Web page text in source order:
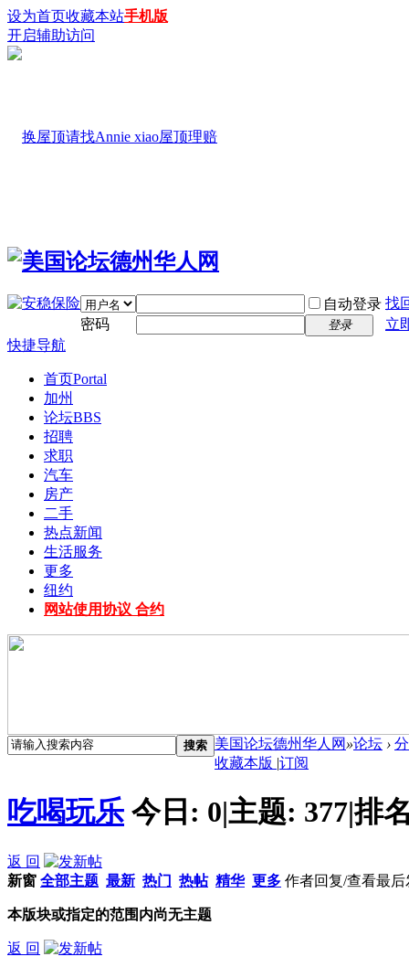
设为首页收藏本站手机版
开启辅助访问
自动登录 找
密码
登录
立
快捷导航
首页Portal
加州
论坛BBS
招聘
求职
汽车
房产
二手
热点新闻
生活服务
更多
纽约
网站使用协议 合约
搜索 美国论坛德州华人网 »论坛 ›
收藏本版 |订阅
吃喝玩乐 今日: 0|主题: 377|排
返 回
新窗 全部主题 最新 热门 热帖 精华 更多 作者回复/查看最后
本版块或指定的范围内尚无主题
返 回